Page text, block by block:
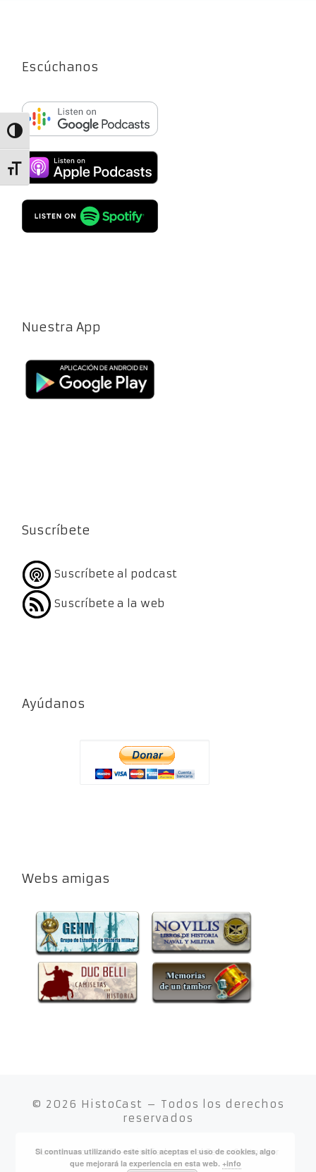
Alternar alto contraste
Alternar tamaño de letra
Escúchanos
Nuestra App
Suscríbete
Suscríbete al podcast
Suscríbete a la web
Ayúdanos
Webs amigas
© 2026 HistoCast – Todos los derechos
reservados
Funciona conWP– Diseñado con elTema Customizr
Si continuas utilizando este sitio aceptas el uso de cookies, algo
que mejorará la experiencia en esta web. +info